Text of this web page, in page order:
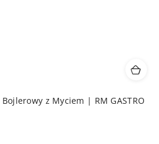
z Myciem | RM GASTRO